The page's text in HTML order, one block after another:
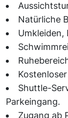
Natürliche
Umkleiden,
Shuttle-
Parkeingang.
Zugang ab